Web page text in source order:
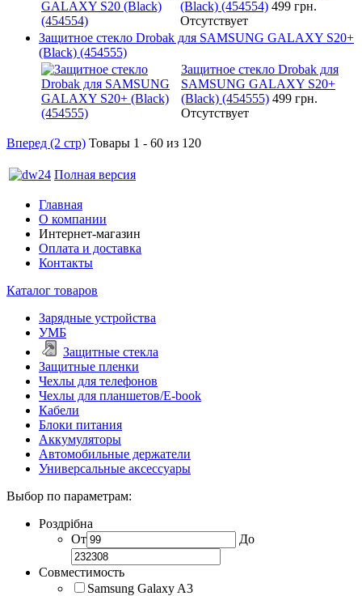
(Black) (454554) 499 грн.
Отсутствует
Защитное стекло Drobak для SAMSUNG GALAXY S20+
(Black) (454555)
Защитное стекло Drobak для
SAMSUNG GALAXY S20+
(Black) (454555) 499 грн.
Отсутствует
Вперед (2 стр) Товары 1 - 60 из 120
Полная версия
Главная
О компании
Интернет-магазин
Оплата и доставка
Контакты
Каталог товаров
Зарядные устройства
УМБ
Защитные стекла
Защитные пленки
Чехлы для телефонов
Чехлы для планшетов/E-book
Кабели
Блоки питания
Аккумуляторы
Автомобильные держатели
Универсальные аксессуары
Выбор по параметрам:
Роздрібна
От
До
Совместимость
Samsung Galaxy A3